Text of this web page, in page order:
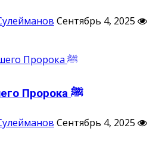
Сентябрь 4, 2025
Город нашего Пророка ‎ﷺ
Сентябрь 4, 2025